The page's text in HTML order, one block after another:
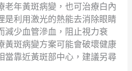
老年黃斑病變，也可治療白內
是利用激光的熱能去消除眼睛
減少血管滲血，阻止視力衰
黃斑病變方案可能會破壞健康
當靠近黃斑部中心，建議另尋